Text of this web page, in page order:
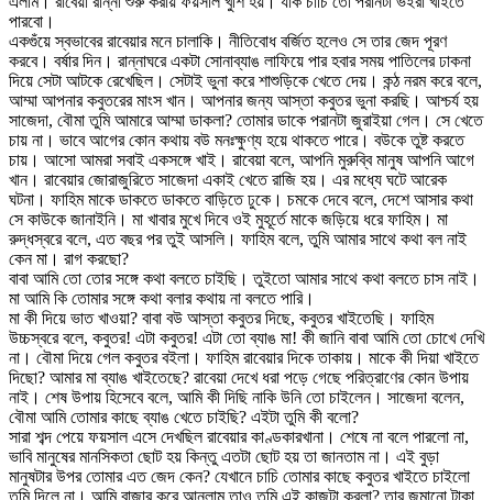
পারবো।
একগুঁয়ে স্বভাবের রাবেয়ার মনে চালাকি। নীতিবোধ বর্জিত হলেও সে তার জেদ পূরণ
করবে। বর্ষার দিন। রান্নাঘরে একটা সোনাব্যাঙ লাফিয়ে পার হবার সময় পাতিলের ঢাকনা
দিয়ে সেটা আটকে রেখেছিল। সেটাই ভুনা করে শাশুড়িকে খেতে দেয়। কন্ঠ নরম করে বলে,
আম্মা আপনার কবুতরের মাংস খান। আপনার জন্য আস্তা কবুতর ভুনা করছি। আশ্চর্য হয়
সাজেদা, বৌমা তুমি আমারে আম্মা ডাকলা? তোমার ডাকে পরানটা জুরাইয়া গেল। সে খেতে
চায় না। ভাবে আগের কোন কথায় বউ মনঃক্ষুণ্য হয়ে থাকতে পারে। বউকে তুষ্ট করতে
চায়। আসো আমরা সবাই একসঙ্গে খাই। রাবেয়া বলে, আপনি মুরুব্বি মানুষ আপনি আগে
খান। রাবেয়ার জোরাজুরিতে সাজেদা একাই খেতে রাজি হয়। এর মধ্যে ঘটে আরেক
ঘটনা। ফাহিম মাকে ডাকতে ডাকতে বাড়িতে ঢুকে। চমকে দেবে বলে, দেশে আসার কথা
সে কাউকে জানাইনি। মা খাবার মুখে দিবে ওই মুহূর্তে মাকে জড়িয়ে ধরে ফাহিম। মা
রুদ্ধস্বরে বলে, এত বছর পর তুই আসলি। ফাহিম বলে, তুমি আমার সাথে কথা বল নাই
কেন মা। রাগ করছো?
বাবা আমি তো তোর সঙ্গে কথা বলতে চাইছি। তুইতো আমার সাথে কথা বলতে চাস নাই।
মা আমি কি তোমার সঙ্গে কথা বলার কথায় না বলতে পারি।
মা কী দিয়ে ভাত খাওয়া? বাবা বউ আস্তা কবুতর দিছে, কবুতর খাইতেছি। ফাহিম
উচ্চস্বরে বলে, কবুতর! এটা কবুতর! এটা তো ব্যাঙ মা! কী জানি বাবা আমি তো চোখে দেখি
না। বৌমা দিয়ে গেল কবুতর বইলা। ফাহিম রাবেয়ার দিকে তাকায়। মাকে কী দিয়া খাইতে
দিছো? আমার মা ব্যাঙ খাইতেছে? রাবেয়া দেখে ধরা পড়ে গেছে পরিত্রাণের কোন উপায়
নাই। শেষ উপায় হিসেবে বলে, আমি কী দিছি নাকি উনি তো চাইলেন। সাজেদা বলেন,
বৌমা আমি তোমার কাছে ব্যাঙ খেতে চাইছি? এইটা তুমি কী বলো?
সারা শব্দ পেয়ে ফয়সাল এসে দেখছিল রাবেয়ার কাণ্ডকারখানা। শেষে না বলে পারলো না,
ভাবি মানুষের মানসিকতা ছোট হয় কিন্তু এতটা ছোট হয় তা জানতাম না। এই বুড়া
মানুষটার উপর তোমার এত জেদ কেন? যেখানে চাচি তোমার কাছে কবুতর খাইতে চাইলো
তুমি দিলে না। আমি বাজার করে আনলাম তাও তুমি এই কাজটা করলা? তার জমানো টাকা